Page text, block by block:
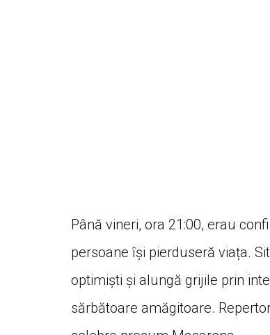
Până vineri, ora 21:00, erau
persoane își pierduseră viața.
optimiști și alungă grijile prin
sărbătoare amăgitoare.